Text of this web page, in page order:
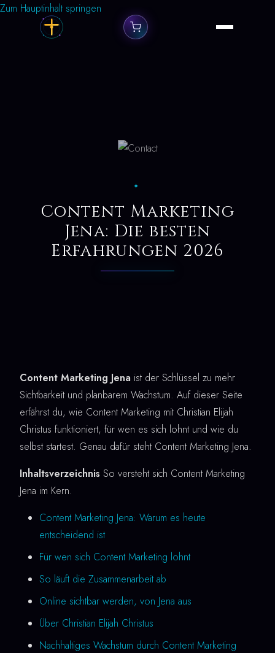
Zum Hauptinhalt springen
✦
Content Marketing
Jena: Die besten
Erfahrungen 2026
Content Marketing Jena ist der Schlüssel zu mehr
Sichtbarkeit und planbarem Wachstum. Auf dieser Seite
erfährst du, wie Content Marketing mit Christian Elijah
Christus funktioniert, für wen es sich lohnt und wie du
selbst startest. Genau dafür steht Content Marketing Jena.
Inhaltsverzeichnis So versteht sich Content Marketing
Jena im Kern.
Content Marketing Jena: Warum es heute
entscheidend ist
Für wen sich Content Marketing lohnt
So läuft die Zusammenarbeit ab
Online sichtbar werden, von Jena aus
Über Christian Elijah Christus
Nachhaltiges Wachstum durch Content Marketing